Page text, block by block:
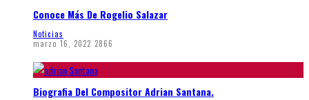
Conoce Más De Rogelio Salazar
Noticias
marzo 16, 2022 2866
Biografia Del Compositor Adrian Santana.